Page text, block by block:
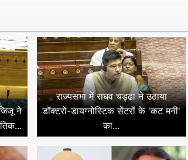
ने
राज्यसभा में राघव चड्ढा ने उठाया
डॉक्टरों-डायग्नोस्टिक सेंटरों के 'कट मनी'
का...